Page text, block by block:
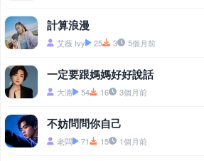
計算浪漫
艾薇 Ivy 25 3 5個月前
一定要跟媽媽好好說話
大潞 54 16 3個月前
不妨問問你自己
老闆 71 15 1個月前